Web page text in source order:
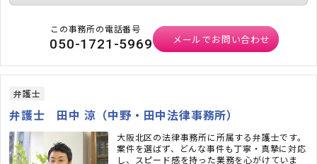
この事務所の電話番号
050-1721-5969 メールでお問い合わせ
弁護士
弁護士 田中 涼（中野・田中法律事務所）
大阪北区の法律事務所に所属する弁護士です。
案件を選ばず、どんな事件も丁寧・真摯に対応
し、スピード感を持った業務を心がけていま